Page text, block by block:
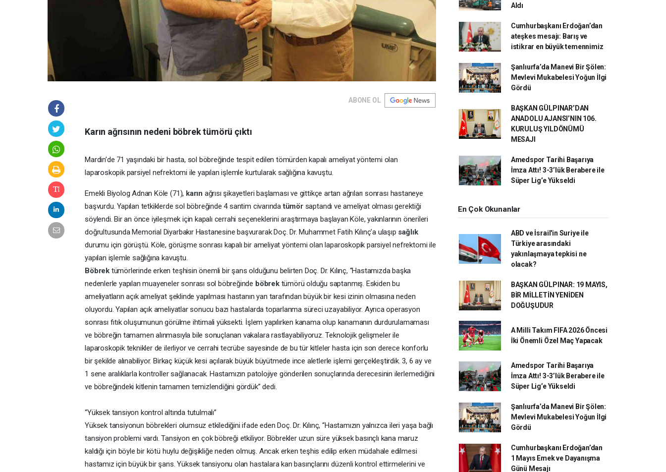
ABONE OL
Karın ağrısının nedeni böbrek tümörü çıktı
Mardin’de 71 yaşındaki bir hasta, sol böbreğinde tespit edilen tömürden kapalı ameliyat yöntemi olan
laparoskopik parsiyel nefrektomi ile yapılan işlemle kurtularak sağlığına kavuştu.
Emekli Biyolog Adnan Köle (71), karın ağrısı şikayetleri başlaması ve gittikçe artan ağrıları sonrası hastaneye
başvurdu. Yapılan tetkiklerde sol böbreğinde 4 santim civarındatümör saptandı ve ameliyat olması gerektiği
söylendi. Bir an önce iyileşmek için kapalı cerrahi seçeneklerini araştırmaya başlayan Köle, yakınlarının önerileri
doğrultusunda Memorial Diyarbakır Hastanesine başvurarak Doç. Dr. Muhammet Fatih Kılınç’a ulaşıp sağlık
durumu için görüştü. Köle, görüşme sonrası kapalı bir ameliyat yöntemi olan laparoskopik parsiyel nefrektomi ile
yapılan işlemle sağlığına kavuştu.
Böbrek tümörlerinde erken teşhisin önemli bir şans olduğunu belirten Doç. Dr. Kılınç, “Hastamızda başka
nedenlerle yapılan muayeneler sonrası sol böbreğinde böbrek tümörü olduğu saptanmış. Eskiden bu
ameliyatların açık ameliyat şeklinde yapılması hastanın yan tarafından büyük bir kesi izinin olmasına neden
oluyordu. Yapılan açık ameliyatlar sonucu bazı hastalarda toparlanma süreci uzayabiliyor. Ayrıca operasyon
sonrası fıtık oluşumunun görülme ihtimali yüksekti. İşlem yapılırken kanama olup kanamanın durdurulamaması
ve böbreğin tamamen alınmasıyla bile sonuçlanan vakalara rastlayabiliyoruz. Teknolojik gelişmeler ile
laparoskopik teknikler de ilerliyor ve cerrahi tecrübe sayesinde de bu tür kitleler hasta için son derece konforlu
bir şekilde alınabiliyor. Birkaç küçük kesi açılarak büyük büyütmede ince aletlerle işlemi gerçekleştirdik. 3, 6 ay ve
1 sene aralıklarla kontroller sağlanacak. Hastamızın patolojiye gönderilen sonuçlarında derecesinin ilerlemediğini
ve böbreğindeki kitlenin tamamen temizlendiğini gördük” dedi.
“Yüksek tansiyon kontrol altında tutulmalı”
Yüksek tansiyonun böbrekleri olumsuz etkilediğini ifade eden Doç. Dr. Kılınç, “Hastamızın yalnızca ileri yaşa bağlı
tansiyon problemi vardı. Tansiyon en çok böbreği etkiliyor. Böbrekler uzun süre yüksek basınçlı kana maruz
kaldığı için böyle bir kötü huylu değişikliğe neden olmuş. Ancak erken teşhis edilip erken müdahale edilmesi
hastamız için büyük bir şans. Yüksek tansiyonu olan hastalara kan basınçlarını düzenli kontrol ettirmelerini ve
Aldı
Cumhurbaşkanı Erdoğan’dan
ateşkes mesajı: Barış ve
istikrar en büyük temennimiz
Şanlıurfa’da Manevi Bir Şölen:
Mevlevi Mukabelesi Yoğun İlgi
Gördü
BAŞKAN GÜLPINAR’DAN
ANADOLU AJANSI’NIN 106.
KURULUŞ YILDÖNÜMÜ
MESAJI
Amedspor Tarihi Başarıya
İmza Attı! 3-3’lük Berabere ile
Süper Lig’e Yükseldi
En Çok Okunanlar
ABD ve İsrail'in Suriye ile
Türkiye arasındaki
yakınlaşmaya tepkisi ne
olacak?
BAŞKAN GÜLPINAR: 19 MAYIS,
BİR MİLLETİN YENİDEN
DOĞUŞUDUR
A Milli Takım FIFA 2026 Öncesi
İki Önemli Özel Maç Yapacak
Amedspor Tarihi Başarıya
İmza Attı! 3-3’lük Berabere ile
Süper Lig’e Yükseldi
Şanlıurfa’da Manevi Bir Şölen:
Mevlevi Mukabelesi Yoğun İlgi
Gördü
Cumhurbaşkanı Erdoğan’dan
1 Mayıs Emek ve Dayanışma
Günü Mesajı